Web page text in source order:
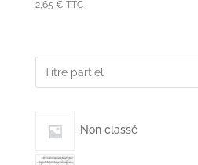
2,65 € TTC
Non classé